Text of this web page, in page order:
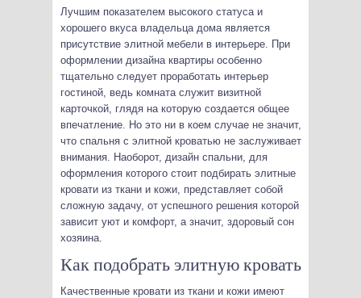
Лучшим показателем высокого статуса и
хорошего вкуса владельца дома является
присутствие элитной мебели в интерьере. При
оформлении дизайна квартиры особенно
тщательно следует проработать интерьер
гостиной, ведь комната служит визитной
карточкой, глядя на которую создается общее
впечатление. Но это ни в коем случае не значит,
что спальня с элитной кроватью не заслуживает
внимания. Наоборот, дизайн спальни, для
оформления которого стоит подбирать элитные
кровати из ткани и кожи, представляет собой
сложную задачу, от успешного решения которой
зависит уют и комфорт, а значит, здоровый сон
хозяина.
Как подобрать элитную кровать
Качественные кровати из ткани и кожи имеют